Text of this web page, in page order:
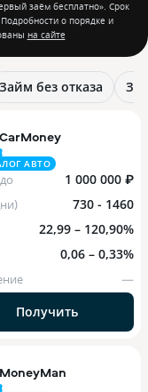
заём бесплатно». Срок
о порядке и
на сайте
Займ без отказа
CarMoney
АВТО
1 000 000 ₽
730 - 1460
22,99 – 120,90%
0,06 – 0,33%
—
Получить
MoneyMan